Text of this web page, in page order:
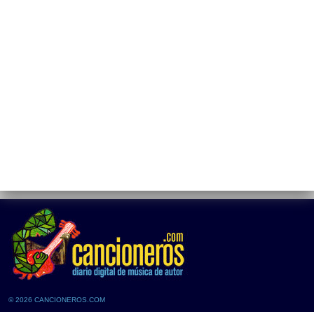
© 2026 CANCIONEROS.COM